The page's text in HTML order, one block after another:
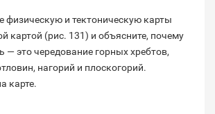
физическую и тектоническую карты
картой (рис. 131) и объясните, по­чему
это чередование горных хребтов,
нагорий и плос­когорий.
карте.